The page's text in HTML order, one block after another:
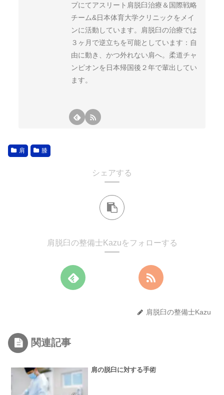
プにてアスリート肩脱臼治療＆国際戦略
チーム&日本体育大学クリニックをメイ
ンに活動しています。肩脱臼の治療では
３ヶ月で逆立ちを可能としています：自
由に動き、かつ外れない肩へ。柔道チャ
ンピオンを日本帰国後２年で輩出してい
ます。
肩 膝
シェアする
肩脱臼の整備士Kazuをフォローする
肩脱臼の整備士Kazu
関連記事
肩の脱臼に対する手術